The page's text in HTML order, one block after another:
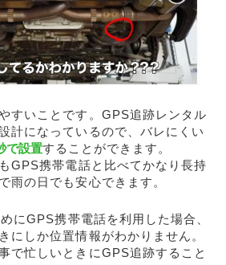
すいことです。GPS追跡レンタル
計になっているので、バレにくい
で設置することができます。
GPS携帯電話と比べてかなり長持
雨の日でも安心できます。
にGPS携帯電話を利用した場合、
にしか位置情報がわかりません。
で忙しいときにGPS追跡すること